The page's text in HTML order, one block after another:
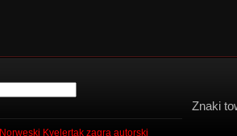
Norweski Kvelertak zagra autorski
Znaki